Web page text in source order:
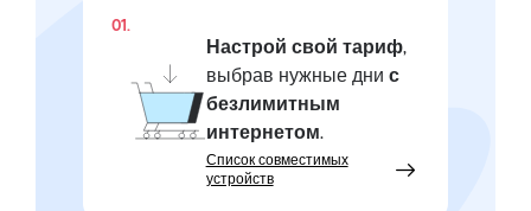
01.
Настрой свой тариф,
выбрав нужные дни с
безлимитным
интернетом.
Список совместимых
устройств